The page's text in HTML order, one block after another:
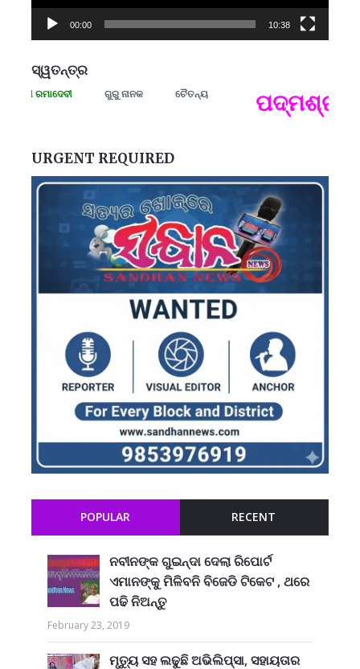
00:00 10:38
ସ୍ୱତନ୍ତ୍ର
ରମାଦେବୀ ଗୁରୁ ନାନକ ଚୈତନ୍ୟ ପଦ୍ମଶ୍ରୀ
URGENT REQUIRED
POPULAR RECENT
ନବୀନଙ୍କ ଗୁଇନ୍ଦା ଦେଲା ରିପୋର୍ଟ
ଏମାନଙ୍କୁ ମିଳିବନି ବିଜେଡି ଟିକେଟ , ଥରେ
ପଢି ନିଅନ୍ତୁ
February 23, 2019
ମୃତ୍ୟୁ ସହ ଲଢୁଛି ଅଭିଲିପ୍ସା, ସହାୟତାର